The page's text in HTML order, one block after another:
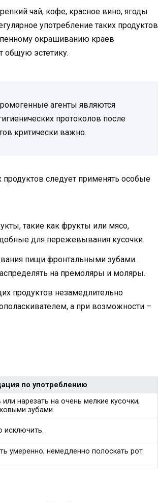
чай, кофе, красное вино, ягоды
употребление таких продуктов
окрашиванию краев
общую эстетику.
агенты являются
протоколов после
критически важно.
следует применять особые
такие как фрукты или мясо,
для пережевывания кусочки.
пищи фронтальными зубами.
на премоляры и моляры.
продуктов незамедлительно
а при возможности –
по употреблению
или нарезать на очень мелкие кусочки;
зубами.
исключить.
умеренно; немедленно полоскать рот